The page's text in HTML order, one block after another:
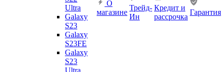
Ultra
Galaxy
S23
Galaxy
S23FE
Galaxy
S23
Ultra
О
магазине
Трейд-
Ин
Кредит и
рассрочка
Гарантия